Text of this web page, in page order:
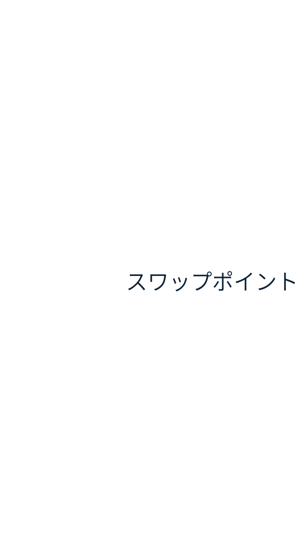
スワップポイント